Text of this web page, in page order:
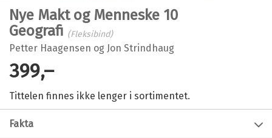
Nye Makt og Menneske 10
Geografi (Fleksibind)
Petter Haagensen og Jon Strindhaug
399,–
Tittelen finnes ikke lenger i sortimentet.
Fakta